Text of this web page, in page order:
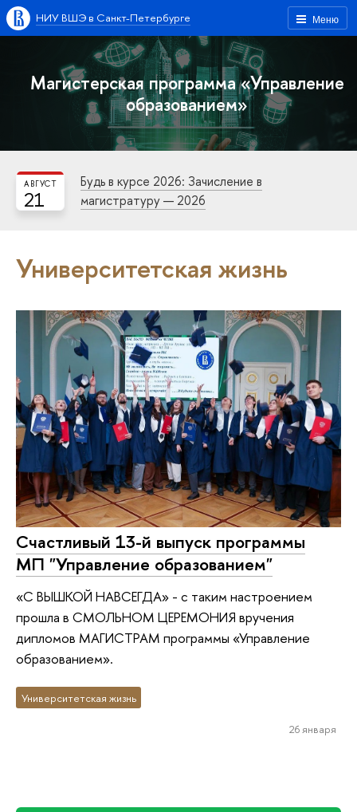
Меню
НИУ ВШЭ в Санкт-Петербурге
Магистерская программа «Управление
образованием»
21
АВГУСТ
Будь в курсе 2026: Зачисление в
магистратуру — 2026
Университетская жизнь
Счастливый 13-й выпуск программы
МП "Управление образованием"
«С ВЫШКОЙ НАВСЕГДА» - с таким настроением
прошла в СМОЛЬНОМ ЦЕРЕМОНИЯ вручения
дипломов МАГИСТРАМ программы «Управление
образованием».
Университетская жизнь
26 января